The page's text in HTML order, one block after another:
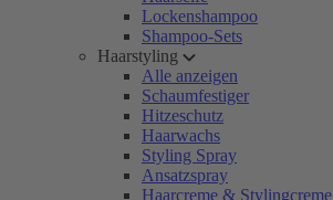
Lockenshampoo
Shampoo-Sets
Haarstyling
Alle anzeigen
Schaumfestiger
Hitzeschutz
Haarwachs
Styling Spray
Ansatzspray
Haarcreme & Stylingcreme